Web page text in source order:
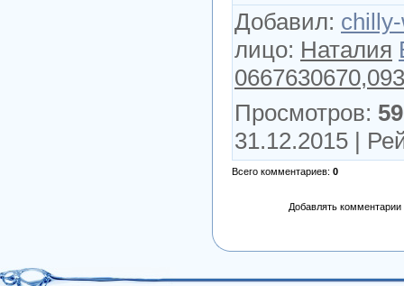
Добавил:
лицо: Наталия
Просмотров:
31.12.2015 |
Всего комментариев: 0
Добавлять комментарии